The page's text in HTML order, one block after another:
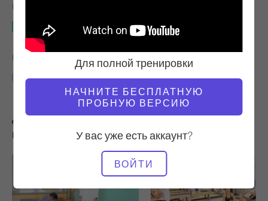
Для полной тренировки
НАЧНИТЕ БЕСПЛАТНУЮ
ПРОБНУЮ ВЕРСИЮ
У вас уже есть аккаунт?
ВОЙТИ
НЕОБХОДИМОЕ ОБОРУДОВАНИЕ
НАЙТИ ПОХОЖИЕ КЛАССЫ ДЛЯ
0 - 10 мин
Мат
Другие тренировки, которые вам могут
понравиться